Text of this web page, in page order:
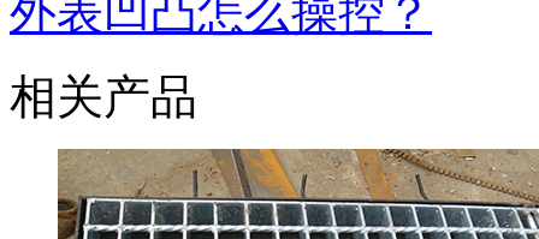
外表凹凸怎么操控？
相关产品